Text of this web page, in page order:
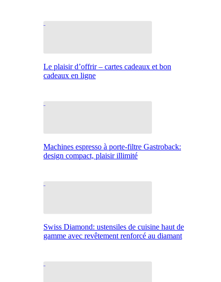
Le plaisir d’offrir – cartes cadeaux et bon
cadeaux en ligne
Machines espresso à porte-filtre Gastroback:
design compact, plaisir illimité
Swiss Diamond: ustensiles de cuisine haut de
gamme avec revêtement renforcé au diamant